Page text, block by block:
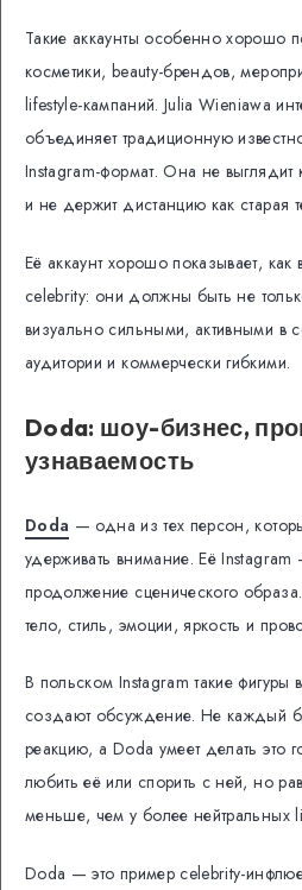
Такие аккаунты особенно хорошо
косметики, beauty-брендов,
lifestyle-кампаний. Julia Wieniawa
объединяет традиционную
Instagram-формат. Она не выглядит
и не держит дистанцию как старая
Её аккаунт хорошо показывает,
celebrity: они должны быть не
визуально сильными, активными в
аудитории и коммерчески гибкими.
Doda: шоу-бизнес,
узнаваемость
Doda — одна из тех персон,
удерживать внимание. Её
продолжение сценического
тело, стиль, эмоции, яркость и
В польском Instagram такие фигуры
создают обсуждение. Не каждый
реакцию, а Doda умеет делать это
любить её или спорить с ней, но
меньше, чем у более нейтральных
Doda — это пример celebrity-